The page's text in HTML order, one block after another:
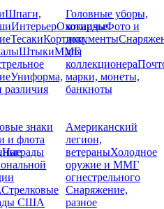
Шпаги,
ИнтерьерОхотничье
ТесакиКортики,
ШтыкиММГ,
Униформа,
различия
Головные уборы,
кокардыФото и
документы
для
коллекционера
марки, монеты,
банкноты
знаки
и флота
Награды
Стрелковые
США
Американский
легион,
ветераныХолодное
оружие и ММГ
огнестрельного
Снаряжение,
разное